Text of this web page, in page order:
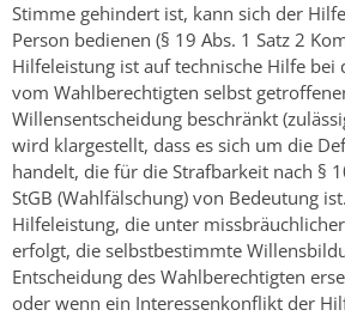
Stimme gehindert ist, kann sich der
Person bedienen (§ 19 Abs. 1 Satz 2
Hilfeleistung ist auf technische Hilfe bei
vom Wahlberechtigten selbst
Willensentscheidung beschränkt
wird klargestellt, dass es sich um die
handelt, die für die Strafbarkeit nach §
StGB (Wahlfälschung) von Bedeutung
Hilfeleistung, die unter
erfolgt, die selbstbestimmte
Entscheidung des Wahlberechtigten
oder wenn ein Interessenkonflikt der